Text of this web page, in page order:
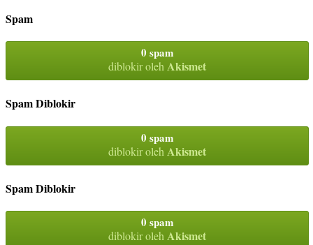
Spam
0 spam
diblokir oleh Akismet
Spam Diblokir
0 spam
diblokir oleh Akismet
Spam Diblokir
0 spam
diblokir olehAkismet